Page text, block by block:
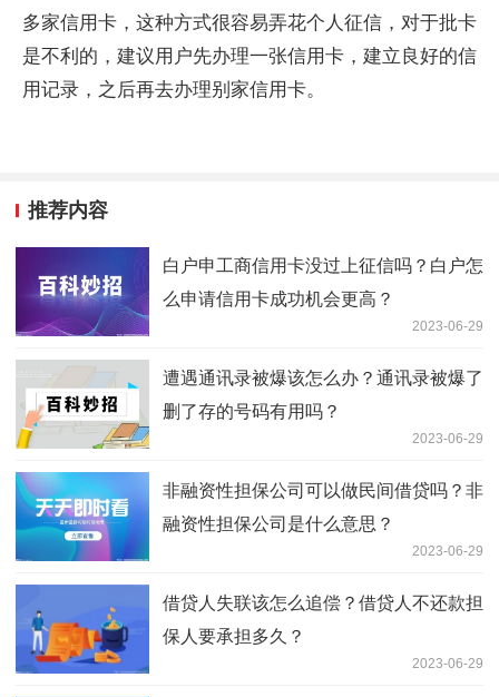
多家信用卡，这种方式很容易弄花个人征信，对于批卡
是不利的，建议用户先办理一张信用卡，建立良好的信
用记录，之后再去办理别家信用卡。
推荐内容
白户申工商信用卡没过上征信吗？白户怎
么申请信用卡成功机会更高？
2023-06-29
遭遇通讯录被爆该怎么办？通讯录被爆了
删了存的号码有用吗？
2023-06-29
非融资性担保公司可以做民间借贷吗？非
融资性担保公司是什么意思？
2023-06-29
借贷人失联该怎么追偿？借贷人不还款担
保人要承担多久？
2023-06-29